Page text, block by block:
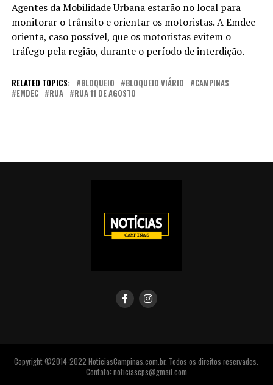
Agentes da Mobilidade Urbana estarão no local para
monitorar o trânsito e orientar os motoristas. A Emdec
orienta, caso possível, que os motoristas evitem o
tráfego pela região, durante o período de interdição.
RELATED TOPICS: BLOQUEIO BLOQUEIO VIÁRIO
CAMPINAS
EMDEC
RUA RUA 11 DE AGOSTO
Copyright ©2014-2022 NoticiasCampinas.com.br. Todos os direitos reservados.
Contato: noticiascps@gmail.com